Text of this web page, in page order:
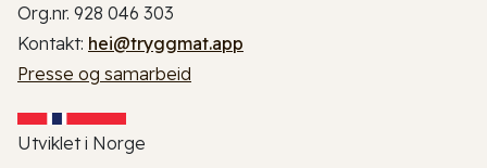
Org.nr. 928 046 303
Kontakt: hei@tryggmat.app
Presse og samarbeid
Utviklet i Norge